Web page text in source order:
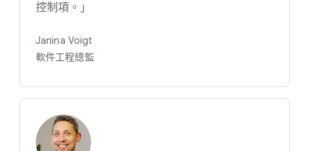
控制​項。​」
Janina Voigt
軟件​工程​總監